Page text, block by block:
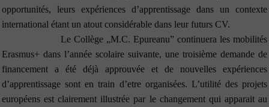
opportunités, leurs expériences d’apprentissage dans un contexte
international étant un atout considérable dans leur futurs CV.
Le Collège „M.C. Epureanu” continuera les mobilités
Erasmus+ dans l’année scolaire suivante, une troisième demande de
financement a été déjà approuvée et de nouvelles expériences
d’apprentissage sont en train d’etre organisées. L’utilité des projets
européens est clairement illustrée par le changement qui apparait au